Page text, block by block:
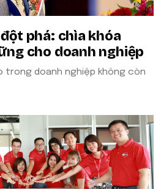
phá: chìa khóa
cho doanh nghiệp
trong doanh nghiệp không còn